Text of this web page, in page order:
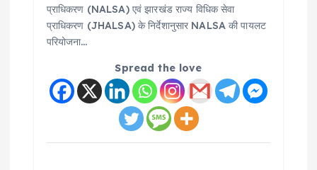
प्राधिकरण (NALSA) एवं झारखंड राज्य विधिक सेवा
प्राधिकरण (JHALSA) के निर्देशानुसार NALSA की पायलट
परियोजना…
Spread the love